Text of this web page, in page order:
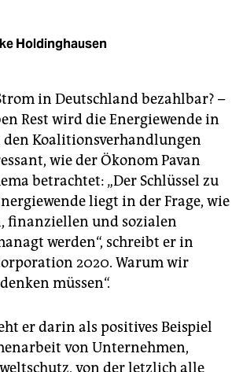
Holdinghausen
in Deutschland bezahlbar? –
Rest wird die Energiewende in
Koalitionsverhandlungen
wie der Ökonom Pavan
betrachtet: „Der Schlüssel zu
liegt in der Frage, wie
finanziellen und sozialen
werden“, schreibt er in
2020. Warum wir
müssen“.
er darin als positives Beispiel
von Unternehmen,
von der letzlich alle